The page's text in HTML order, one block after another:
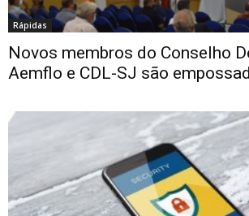
Rápidas
Novos membros do Conselho
Aemflo e CDL-SJ são